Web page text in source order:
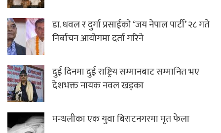
डा. धवल र दुर्गा प्रसाईको ‘जय नेपाल पार्टी’ २८ गते
निर्बाचन आयोगमा दर्ता गरिने
दुई दिनमा दुई राष्ट्रिय सम्मानबाट सम्मानित भए
देशभक्त नायक नवल खड्का
मन्थलीका एक युवा बिराटनगरमा मृत फेला